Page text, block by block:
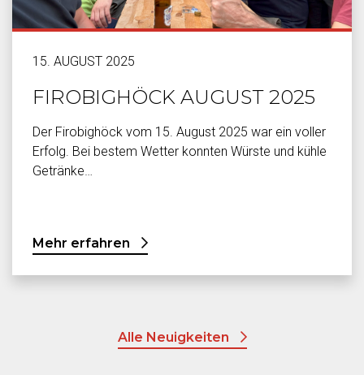
15. AUGUST 2025
FIROBIGHÖCK AUGUST 2025
Der Firobighöck vom 15. August 2025 war ein voller
Erfolg. Bei bestem Wetter konnten Würste und kühle
Getränke…
Mehr erfahren
Alle Neuigkeiten